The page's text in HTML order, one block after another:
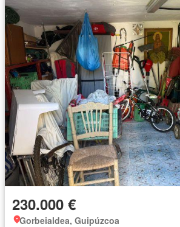
230.000 €
Gorbeialdea, Guipúzcoa